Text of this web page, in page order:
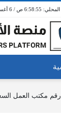
6:58:56 ص / 6 أغسطس 2026
رقم مكتب العمل